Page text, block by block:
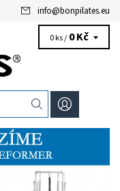
info@bonpilates.eu
0 ks / 0 Kč